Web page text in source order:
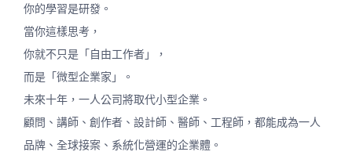
你的學習是研發。
當你這樣思考，
你就不只是「自由工作者」，
而是「微型企業家」。
未來十年，一人公司將取代小型企業。
顧問、講師、創作者、設計師、醫師、工程師，都能成為一人
品牌、全球接案、系統化營運的企業體。